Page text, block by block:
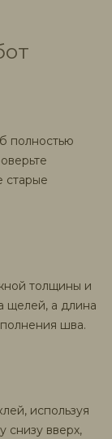
полностью
старые
толщины и
щелей, а длина
шва.
используя
снизу вверх,